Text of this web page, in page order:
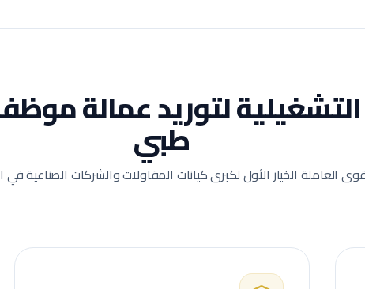
التشغيلية لتوريد عمالة
طبي
العاملة الخيار الأول لكبرى كيانات المقاولات والشركات الصناعية